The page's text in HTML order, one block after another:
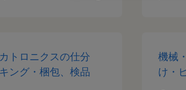
トロニクスの仕分
ング・梱包、検品
機械
け・